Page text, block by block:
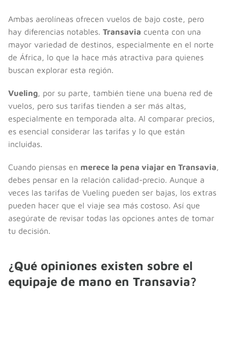
Ambas aerolíneas ofrecen vuelos de bajo coste, pero
hay diferencias notables. Transavia cuenta con una
mayor variedad de destinos, especialmente en el norte
de África, lo que la hace más atractiva para quienes
buscan explorar esta región.
Vueling, por su parte, también tiene una buena red de
vuelos, pero sus tarifas tienden a ser más altas,
especialmente en temporada alta. Al comparar precios,
es esencial considerar las tarifas y lo que están
incluidas.
Cuando piensas en merece la pena viajar en Transavia,
debes pensar en la relación calidad-precio. Aunque a
veces las tarifas de Vueling pueden ser bajas, los extras
pueden hacer que el viaje sea más costoso. Así que
asegúrate de revisar todas las opciones antes de tomar
tu decisión.
¿Qué opiniones existen sobre el
equipaje de mano en Transavia?